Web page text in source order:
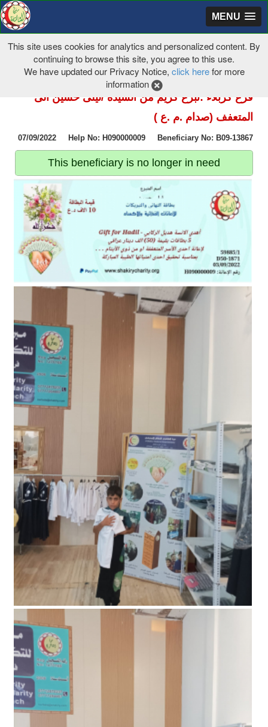
MENU
This site uses cookies for analytics and personalized content. By
continuing to browse this site, you agree to this use.
We have updated our Privacy Notice, click herefor more
information
فرع كربلاء :تبرع كريم من السيدة /ليلى حسين الى
المتعفف (صدام .م .ع )
07/09/2022 Help No: H090000009 Beneficiary No: B09-13867
This beneficiary is no longer in need